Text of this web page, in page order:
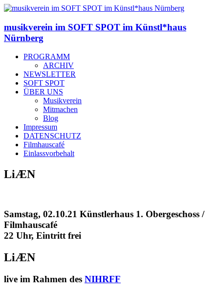
musikverein im SOFT SPOT im Künstl*haus
Nürnberg
PROGRAMM
ARCHIV
NEWSLETTER
SOFT SPOT
ÜBER UNS
Musikverein
Mitmachen
Blog
Impressum
DATENSCHUTZ
Filmhauscafé
Einlassvorbehalt
LiÆN
Samstag, 02.10.21 Künstlerhaus 1. Obergeschoss /
Filmhauscafé
22 Uhr, Eintritt frei
LiÆN
live im Rahmen des NIHRFF